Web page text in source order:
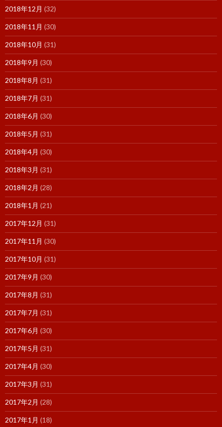
2018年12月 (32)
2018年11月 (30)
2018年10月 (31)
2018年9月 (30)
2018年8月 (31)
2018年7月 (31)
2018年6月 (30)
2018年5月 (31)
2018年4月 (30)
2018年3月 (31)
2018年2月 (28)
2018年1月 (21)
2017年12月 (31)
2017年11月 (30)
2017年10月 (31)
2017年9月 (30)
2017年8月 (31)
2017年7月 (31)
2017年6月 (30)
2017年5月 (31)
2017年4月 (30)
2017年3月 (31)
2017年2月 (28)
2017年1月 (18)